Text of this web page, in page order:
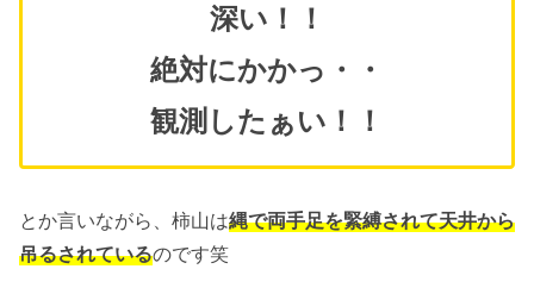
深い！！
絶対にかかっ・・
観測したぁい！！
とか言いながら、柿山は縄で両手足を緊縛されて天井から
吊るされているのです笑